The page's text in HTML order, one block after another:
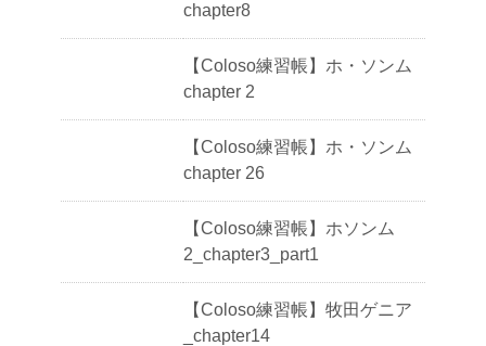
chapter8
【Coloso練習帳】ホ・ソンム
chapter 2
【Coloso練習帳】ホ・ソンム
chapter 26
【Coloso練習帳】ホソンム
2_chapter3_part1
【Coloso練習帳】牧田ゲニア
_chapter14